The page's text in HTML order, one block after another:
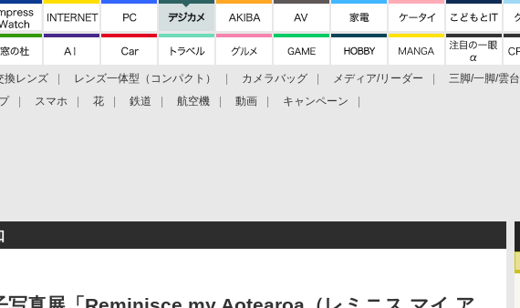
換レンズ レンズ一体型（コンパクト） カメラバッグ メディア/リーダー 三脚/一脚/雲台
スマホ 花 鉄道 航空機 動画 キャンペーン